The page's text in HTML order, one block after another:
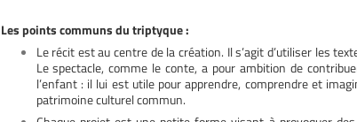
Les points communs du triptyque :
Le récit est au centre de la création. Il s’agit d’utiliser les
Le spectacle, comme le conte, a pour ambition de
l’enfant : il lui est utile pour apprendre, comprendre et
patrimoine culturel commun.